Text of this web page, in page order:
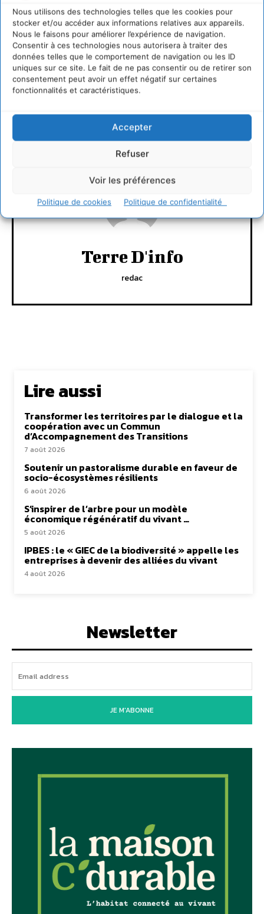
Nous utilisons des technologies telles que les cookies pour
stocker et/ou accéder aux informations relatives aux appareils.
Nous le faisons pour améliorer l’expérience de navigation.
Consentir à ces technologies nous autorisera à traiter des
données telles que le comportement de navigation ou les ID
uniques sur ce site. Le fait de ne pas consentir ou de retirer son
consentement peut avoir un effet négatif sur certaines
fonctionnalités et caractéristiques.
Accepter
Refuser
Voir les préférences
Politique de cookies Politique de confidentialité
développement régional.
http://www.ideealsace.com/
CONNECTER POUR LAISSER UN COMMENTAIRE
Terre D'info
redac
Lire aussi
Transformer les territoires par le dialogue et la
coopération avec un Commun
d’Accompagnement des Transitions
7 août 2026
Soutenir un pastoralisme durable en faveur de
socio-écosystèmes résilients
6 août 2026
S’inspirer de l’arbre pour un modèle
économique régénératif du vivant …
5 août 2026
IPBES : le « GIEC de la biodiversité » appelle les
entreprises à devenir des alliées du vivant
4 août 2026
Newsletter
JE M'ABONNE